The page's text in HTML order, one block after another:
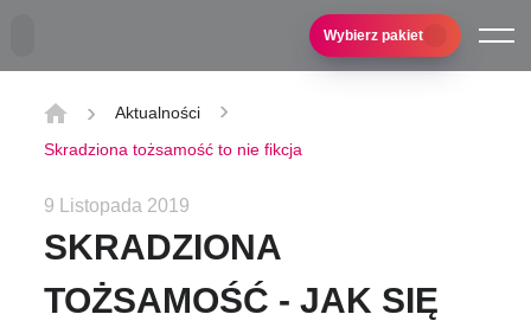
Wybierz pakiet
Aktualności
Skradziona tożsamość to nie fikcja
9 Listopada 2019
SKRADZIONA
TOŻSAMOŚĆ - JAK SIĘ